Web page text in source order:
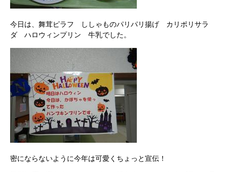
今日は、舞茸ピラフ ししゃものパリパリ揚げ カリポリサラ
ダ ハロウィンプリン 牛乳でした。
密にならないように今年は可愛くちょっと宣伝！